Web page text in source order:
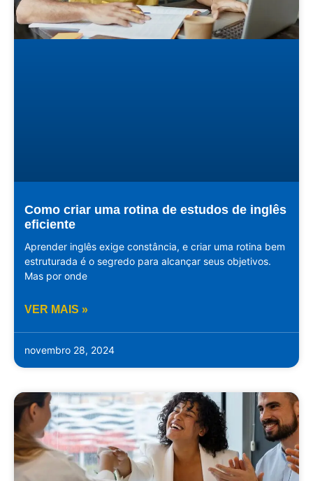
Como criar uma rotina de estudos de inglês
eficiente
Aprender inglês exige constância, e criar uma rotina bem
estruturada é o segredo para alcançar seus objetivos.
Mas por onde
VER MAIS »
novembro 28, 2024